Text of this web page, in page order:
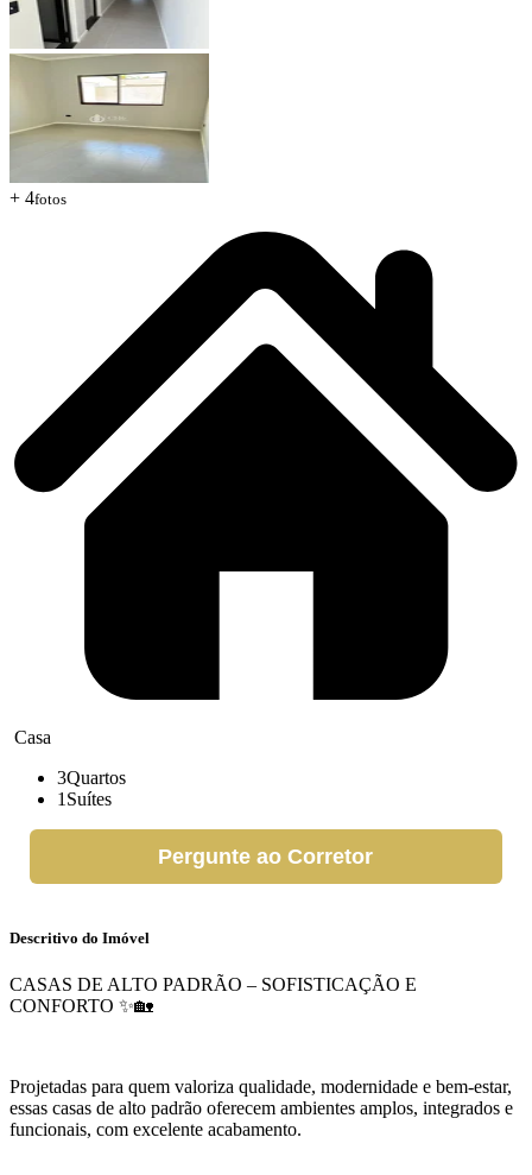
+ 4fotos
Casa
3Quartos
1 Suítes
Pergunte ao Corretor
Descritivo do Imóvel
CASAS DE ALTO PADRÃO – SOFISTICAÇÃO E
CONFORTO ✨🏡
Projetadas para quem valoriza qualidade, modernidade e bem-estar,
essas casas de alto padrão oferecem ambientes amplos, integrados e
funcionais, com excelente acabamento.